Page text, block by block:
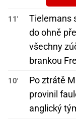
11'
Tielemans
do ohně
všechny
brankou
10'
Po ztrátě
provinil
anglický